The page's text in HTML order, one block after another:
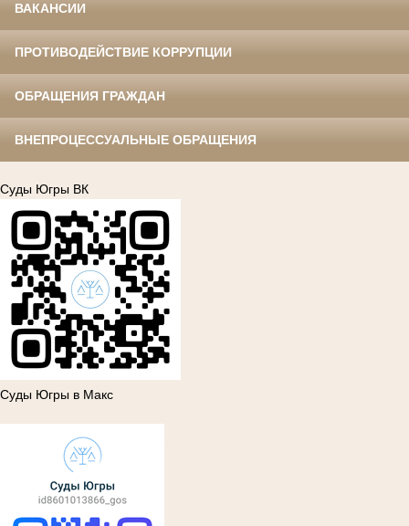
ВАКАНСИИ
ПРОТИВОДЕЙСТВИЕ КОРРУПЦИИ
ОБРАЩЕНИЯ ГРАЖДАН
ВНЕПРОЦЕССУАЛЬНЫЕ ОБРАЩЕНИЯ
Суды Югры ВК
Суды Югры в Макс